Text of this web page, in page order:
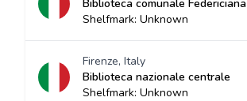
Biblioteca comunale Federiciana
Shelfmark: Unknown
Firenze, Italy
Biblioteca nazionale centrale
Shelfmark: Unknown